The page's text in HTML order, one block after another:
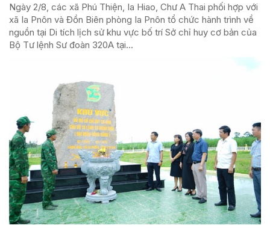
Ngày 2/8, các xã Phú Thiện, Ia Hiao, Chư A Thai phối hợp với
xã Ia Pnôn và Đồn Biên phòng Ia Pnôn tổ chức hành trình về
nguồn tại Di tích lịch sử khu vực bố trí Sở chỉ huy cơ bản của
Bộ Tư lệnh Sư đoàn 320A tại...